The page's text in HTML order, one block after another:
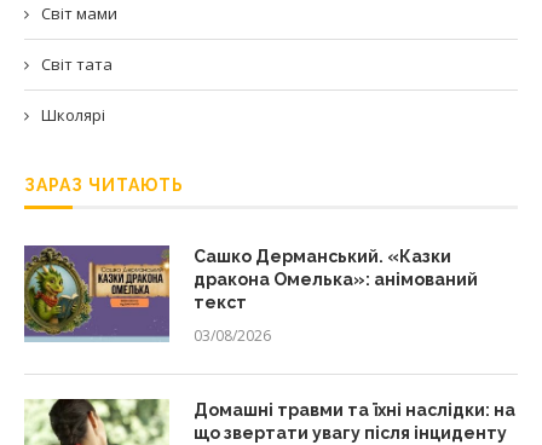
Світ мами
Світ тата
Школярі
ЗАРАЗ ЧИТАЮТЬ
Сашко Дерманський. «Казки
дракона Омелька»: анімований
текст
03/08/2026
Домашні травми та їхні наслідки: на
що звертати увагу після інциденту